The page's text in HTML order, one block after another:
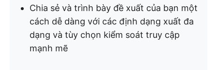
Chia sẻ và trình bày đề xuất của bạn một
cách dễ dàng với các định dạng xuất đa
dạng và tùy chọn kiểm soát truy cập
mạnh mẽ